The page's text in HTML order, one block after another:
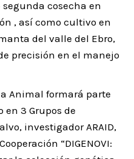
cosecha en
, así como cultivo en
del valle del Ebro,
precisión en el manejo
Animal formará parte
3 Grupos de
investigador ARAID,
“DIGENOVI: